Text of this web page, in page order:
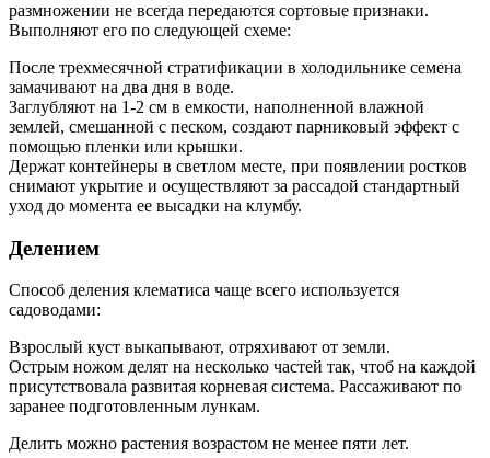
размножении не всегда передаются сортовые признаки.
Выполняют его по следующей схеме:
После трехмесячной стратификации в холодильнике семена
замачивают на два дня в воде.
Заглубляют на 1-2 см в емкости, наполненной влажной
землей, смешанной с песком, создают парниковый эффект с
помощью пленки или крышки.
Держат контейнеры в светлом месте, при появлении ростков
снимают укрытие и осуществляют за рассадой стандартный
уход до момента ее высадки на клумбу.
Делением
Способ деления клематиса чаще всего используется
садоводами:
Взрослый куст выкапывают, отряхивают от земли.
Острым ножом делят на несколько частей так, чтоб на каждой
присутствовала развитая корневая система. Рассаживают по
заранее подготовленным лункам.
Делить можно растения возрастом не менее пяти лет.